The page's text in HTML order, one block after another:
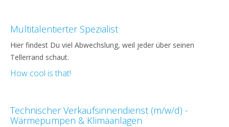
Multitalentierter Spezialist
Hier findest Du viel Abwechslung, weil jeder über seinen
Tellerrand schaut.
How cool is that!
Technischer Verkaufsinnendienst (m/w/d) -
Wärmepumpen & Klimaanlagen